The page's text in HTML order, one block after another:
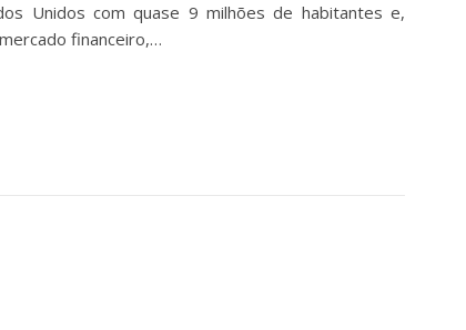
Unidos com quase 9 milhões de habitantes e,
financeiro,…